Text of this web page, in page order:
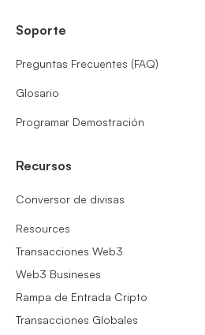
Soporte
Preguntas Frecuentes (FAQ)
Glosario
Programar Demostración
Recursos
Conversor de divisas
Resources
Transacciones Web3
Web3 Busineses
Rampa de Entrada Cripto
Transacciones Globales